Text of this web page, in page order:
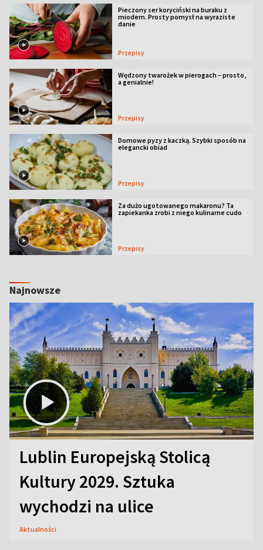
Pieczony ser koryciński na buraku z
miodem. Prosty pomysł na wyraziste
danie
Przepisy
Wędzony twarożek w pierogach – prosto,
a genialnie!
Przepisy
Domowe pyzy z kaczką. Szybki sposób na
elegancki obiad
Przepisy
Za dużo ugotowanego makaronu? Ta
zapiekanka zrobi z niego kulinarne cudo
Przepisy
Najnowsze
Lublin Europejską Stolicą
Kultury 2029. Sztuka
wychodzi na ulice
Aktualności